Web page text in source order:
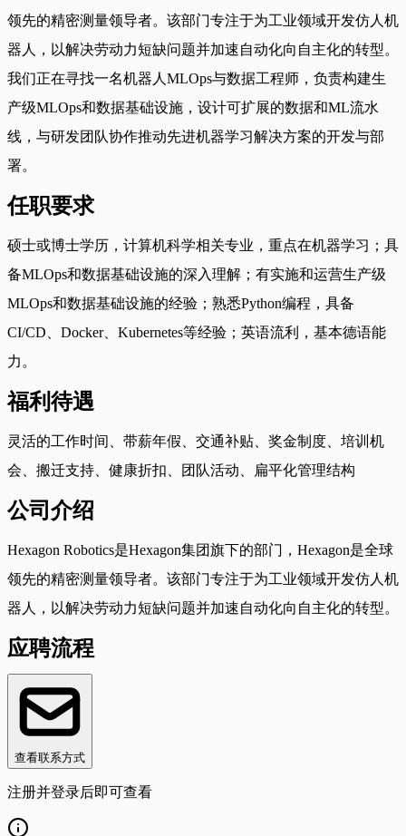
领先的精密测量领导者。该部门专注于为工业领域开发仿人机
器人，以解决劳动力短缺问题并加速自动化向自主化的转型。
我们正在寻找一名机器人MLOps与数据工程师，负责构建生
产级MLOps和数据基础设施，设计可扩展的数据和ML流水
线，与研发团队协作推动先进机器学习解决方案的开发与部
署。
任职要求
硕士或博士学历，计算机科学相关专业，重点在机器学习；具
备MLOps和数据基础设施的深入理解；有实施和运营生产级
MLOps和数据基础设施的经验；熟悉Python编程，具备
CI/CD、Docker、Kubernetes等经验；英语流利，基本德语能
力。
福利待遇
灵活的工作时间、带薪年假、交通补贴、奖金制度、培训机
会、搬迁支持、健康折扣、团队活动、扁平化管理结构
公司介绍
Hexagon Robotics是Hexagon集团旗下的部门，Hexagon是全球
领先的精密测量领导者。该部门专注于为工业领域开发仿人机
器人，以解决劳动力短缺问题并加速自动化向自主化的转型。
应聘流程
查看联系方式
注册并登录后即可查看